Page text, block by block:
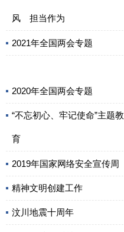
风 担当作为
2021年全国两会专题
2020年全国两会专题
“不忘初心、牢记使命”主题教
育
2019年国家网络安全宣传周
精神文明创建工作
汶川地震十周年